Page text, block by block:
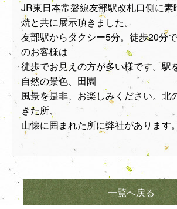
JR東日本常磐線友部駅改札口側に素
焼と共に展示頂きました。
友部駅からタクシー5分。徒歩20分
のお客様は
徒歩でお見えの方が多い様です。駅
自然の景色、田園
風景を是非、お楽しみください。北
きた所、
山懐に囲まれた所に弊社があります。
一覧へ戻る